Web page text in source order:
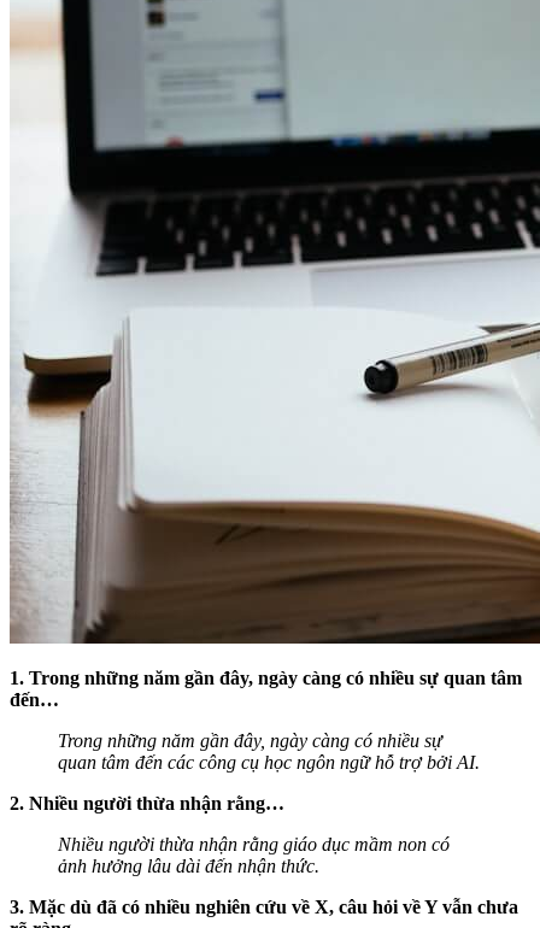
1. Trong những năm gần đây, ngày càng có nhiều sự quan tâm
đến…
Trong những năm gần đây, ngày càng có nhiều sự
quan tâm đến các công cụ học ngôn ngữ hỗ trợ bởi AI.
2. Nhiều người thừa nhận rằng…
Nhiều người thừa nhận rằng giáo dục mầm non có
ảnh hưởng lâu dài đến nhận thức.
3. Mặc dù đã có nhiều nghiên cứu về X, câu hỏi về Y vẫn chưa